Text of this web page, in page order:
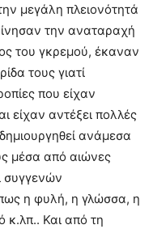
μεγάλη πλειονότητά
την αναταραχή
του γκρεμού, έκαναν
τους γιατί
που είχαν
είχαν αντέξει πολλές
ανάμεσα
μέσα από αιώνες
συγγενών
η φυλή, η γλώσσα, η
κ.λπ.. Και από τη